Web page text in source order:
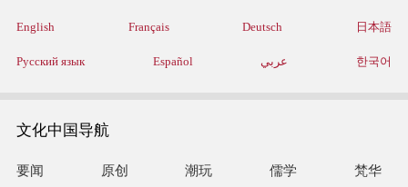
English Français Deutsch 日本語
Русский язык Español عربي 한국어
文化中国导航
要闻 原创 潮玩 儒学 梵华